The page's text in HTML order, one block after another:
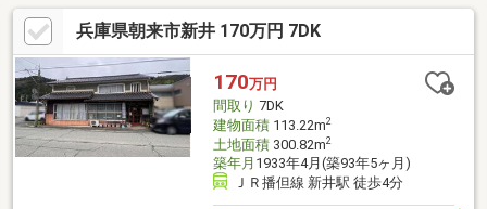
ーソン和田山久世田店：車約2分◆ホームライフ不動産◆当日の
内覧・ご見学もご相談ください♪メールやお電話でも各種ご相談を
承っております！『お家探し』『ご売却』『リフォーム』『新
築』などのご相談は『アーキホームライフ不動産』におまかせ下
さい！
兵庫県朝来市新井 170万円 7DK
170万円
間取り 7DK
建物面積113.22m2
土地面積300.82m2
築年月 1933年4月(築93年5ヶ月)
ＪＲ播但線 新井駅 徒歩4分